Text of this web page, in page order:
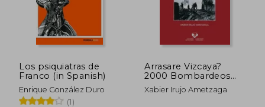
Los psiquiatras de
Franco (in Spanish)
Enrique González Duro
(1)
Arrasare Vizcaya?
2000 Bombardeos
Aereos en Euskadi
(1936-1937). (in
Xabier Irujo Ametzaga